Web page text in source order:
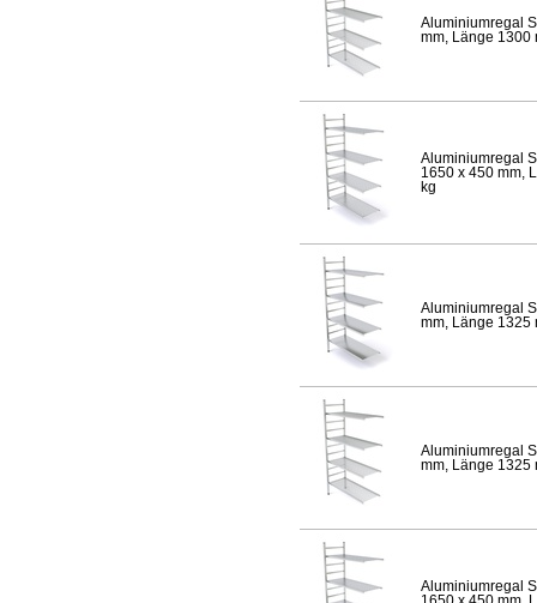
Aluminiumregal
mm, Länge 1300
Aluminiumregal
1650 x 450 mm,
kg
Aluminiumregal
mm, Länge 1325
Aluminiumregal
mm, Länge 1325
Aluminiumregal